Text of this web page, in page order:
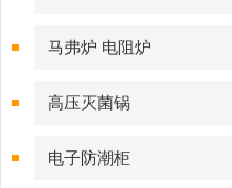
马弗炉 电阻炉
高压灭菌锅
电子防潮柜